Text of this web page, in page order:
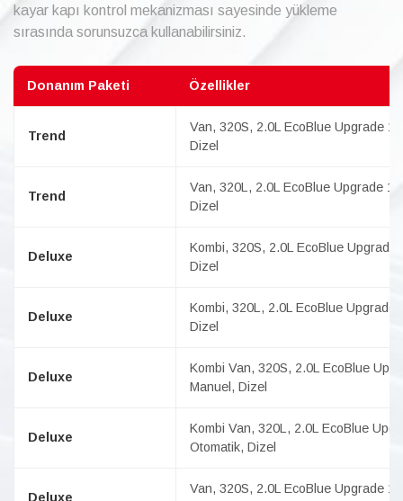
kayar kapı kontrol mekanizması sayesinde yükleme
sırasında sorunsuzca kullanabilirsiniz.
Donanım Paketi Özellikler
Trend
Van, 320S, 2.0L EcoBlue Upgrade
Dizel
Trend
Van, 320L, 2.0L EcoBlue Upgrade
Dizel
Deluxe
Kombi, 320S, 2.0L EcoBlue Upgrade
Dizel
Deluxe
Kombi, 320L, 2.0L EcoBlue Upgrade
Dizel
Deluxe
Kombi Van, 320S, 2.0L EcoBlue
Manuel, Dizel
Deluxe
Kombi Van, 320L, 2.0L EcoBlue
Otomatik, Dizel
Deluxe
Van, 320S, 2.0L EcoBlue Upgrade